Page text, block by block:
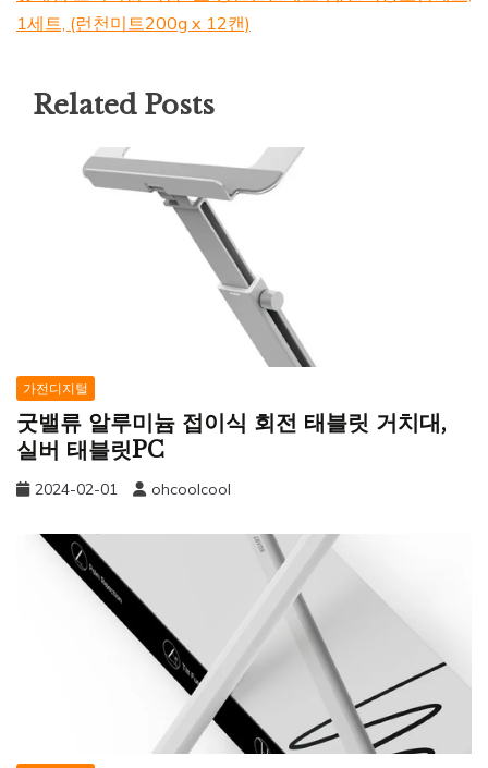
1세트, (런천미트200g x 12캔)
Related Posts
가전디지털
굿밸류 알루미늄 접이식 회전 태블릿 거치대,
실버 태블릿PC
2024-02-01 ohcoolcool